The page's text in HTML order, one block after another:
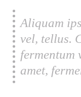
Aliquam
vel, tellus.
fermentum
amet,